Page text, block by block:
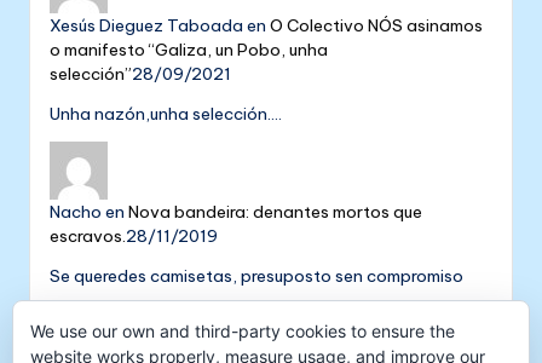
Xesús Dieguez Taboada en O Colectivo NÓS asinamos
o manifesto “Galiza, un Pobo, unha
selección”28/09/2021
Unha nazón,unha selección....
Nacho en Nova bandeira: denantes mortos que
escravos.28/11/2019
Se queredes camisetas, presuposto sen compromiso
Colectivo NósenV Aniversario do Colectivo
We use our own and third-party cookies to ensure the
website works properly, measure usage, and improve our